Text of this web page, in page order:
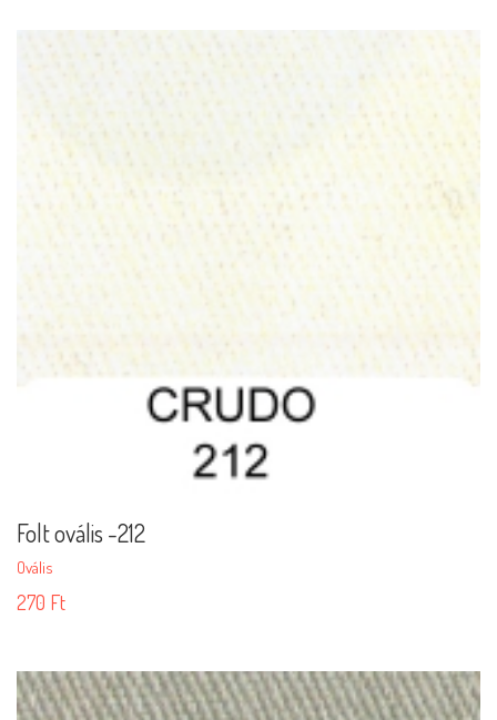
Folt ovális -212
Ovális
270 Ft